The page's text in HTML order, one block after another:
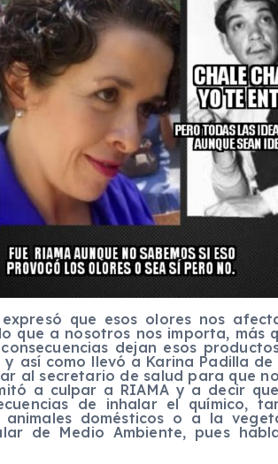
que esos olores nos
que a nosotros nos importa, más
dejan esos
así como llevó a Karina Padilla
al secretario de salud para que
a culpar a RIAMA y a decir
de inhalar el químico,
animales domésticos o a la
de Medio Ambiente, pues